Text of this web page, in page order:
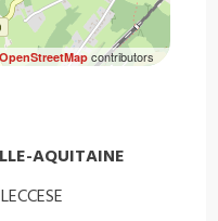
contributors
AQUITAINE